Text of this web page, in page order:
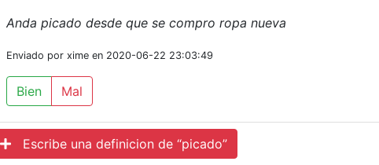
Anda picado desde que se compro ropa nueva
Enviado por xime en 2020-06-22 23:03:49
Bien Mal
Escribe una definicion de “picado”